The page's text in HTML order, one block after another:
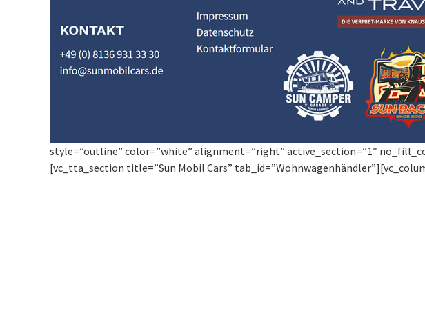
style=”outline” color=”white” alignment=”right” active_section=”1″
[vc_tta_section title=”Sun Mobil Cars”